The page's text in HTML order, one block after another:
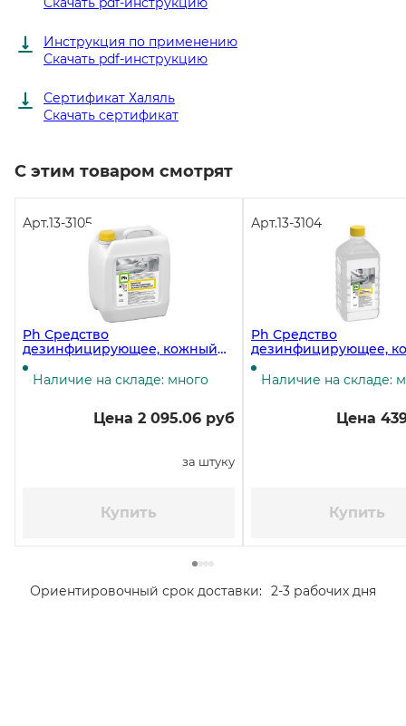
Инструкция по применению
Скачать pdf-инструкцию
Сертификат Халяль
Скачать сертификат
С этим товаром смотрят
Арт.13-3105
Ph Средство
дезинфицирующее, кожный
антисептик, 5 литров
Наличие на складе: много
Цена 2 095.06 руб
за штуку
Купить
Арт.13-3104
Ph Средство
дезинфицирующее,
антисептик, 1 литр, 6
Наличие на складе:
Цена
Купить
Ориентировочный срок доставки: 2-3 рабочих дня